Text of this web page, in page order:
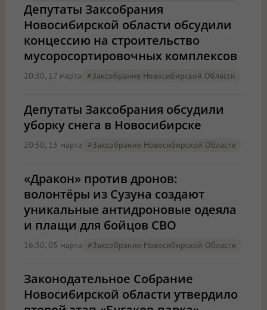
Депутаты Заксобрания
Новосибирской области обсудили
концессию на строительство
мусоросортировочных комплексов
20:30, 17 марта #Заксобрание Новосибирской Области
Депутаты Заксобрания обсудили
уборку снега в Новосибирске
20:50, 13 марта #Заксобрание Новосибирской Области
«Дракон» против дронов:
волонтёры из Сузуна создают
уникальные антидроновые одеяла
и плащи для бойцов СВО
16:30, 05 марта #Заксобрание Новосибирской Области
Законодательное Собрание
Новосибирской области утвердило